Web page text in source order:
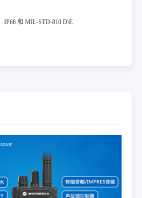
IP68 和 MIL-STD-810 D\E